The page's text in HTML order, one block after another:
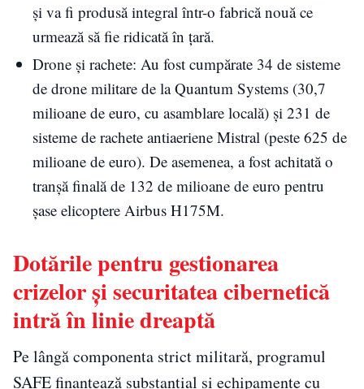
și va fi produsă integral într-o fabrică nouă ce
urmează să fie ridicată în țară.
Drone și rachete: Au fost cumpărate 34 de sisteme
de drone militare de la Quantum Systems (30,7
milioane de euro, cu asamblare locală) și 231 de
sisteme de rachete antiaeriene Mistral (peste 625 de
milioane de euro). De asemenea, a fost achitată o
tranșă finală de 132 de milioane de euro pentru
șase elicoptere Airbus H175M.
Dotările pentru gestionarea
crizelor și securitatea cibernetică
intră în linie dreaptă
Pe lângă componenta strict militară, programul
SAFE finanțează substanțial și echipamente cu